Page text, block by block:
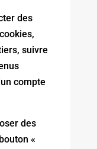
des
suivre
compte
des
«